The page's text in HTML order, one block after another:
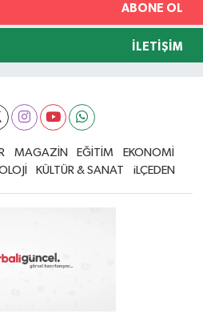
ABONE OL
İLETIŞIM
MAGAZİN EĞİTİM
EKONOMİ
KÜLTÜR & SANAT iLÇEDEN